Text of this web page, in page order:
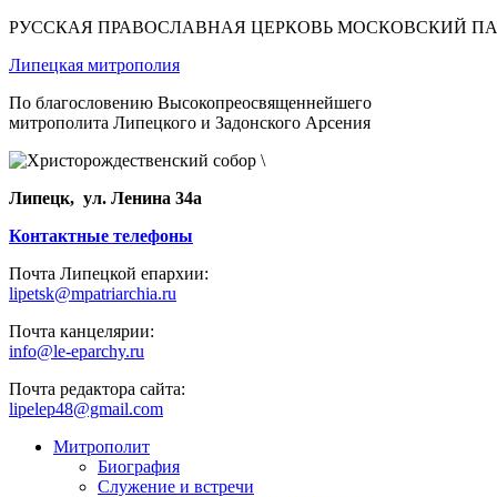
РУССКАЯ ПРАВОСЛАВНАЯ ЦЕРКОВЬ МОСКОВСКИЙ
Липецкая митрополия
По благословению Высокопреосвященнейшего
митрополита Липецкого и Задонского Арсения
Липецк, ул. Ленина 34а
Контактные телефоны
Почта Липецкой епархии:
lipetsk@mpatriarchia.ru
Почта канцелярии:
info@le-eparchy.ru
Почта редактора сайта:
lipelep48@gmail.com
Митрополит
Биография
Служение и встречи